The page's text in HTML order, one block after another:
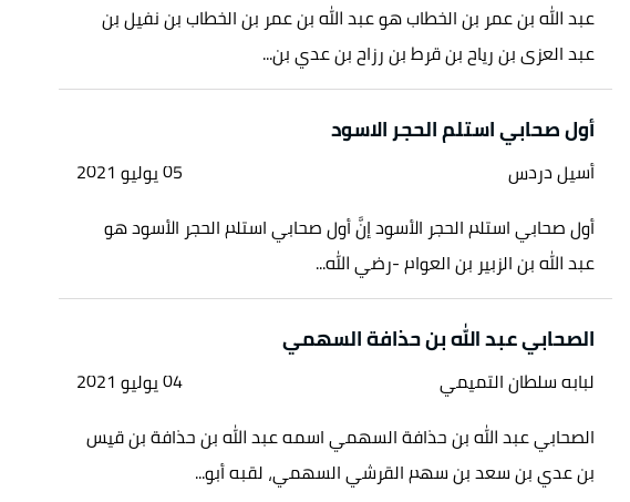
عبد الله بن عمر بن الخطاب هو عبد الله بن عمر بن الخطاب بن نفيل بن
عبد العزى بن رياح بن قرط بن رزاح بن عدي بن...
أول صحابي استلم الحجر الاسود
أسيل دردس
05 يوليو 2021
أول صحابي استلم الحجر الأسود إنَّ أول صحابي استلم الحجر الأسود هو
عبد الله بن الزبير بن العوام -رضي الله...
الصحابي عبد الله بن حذافة السهمي
لبابه سلطان التميمي
04 يوليو 2021
الصحابي عبد الله بن حذافة السهمي اسمه عبد الله بن حذافة بن قيس
بن عدي بن سعد بن سهم القرشي السهمي، لقبه أبو...